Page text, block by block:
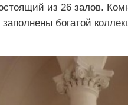
из 26 залов.
богатой